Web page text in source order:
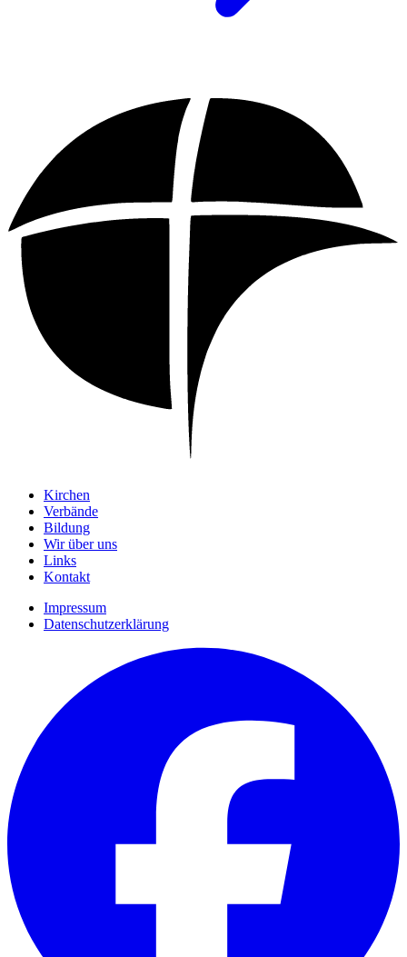
Kirchen
Verbände
Bildung
Wir über uns
Links
Kontakt
Impressum
Datenschutzerklärung